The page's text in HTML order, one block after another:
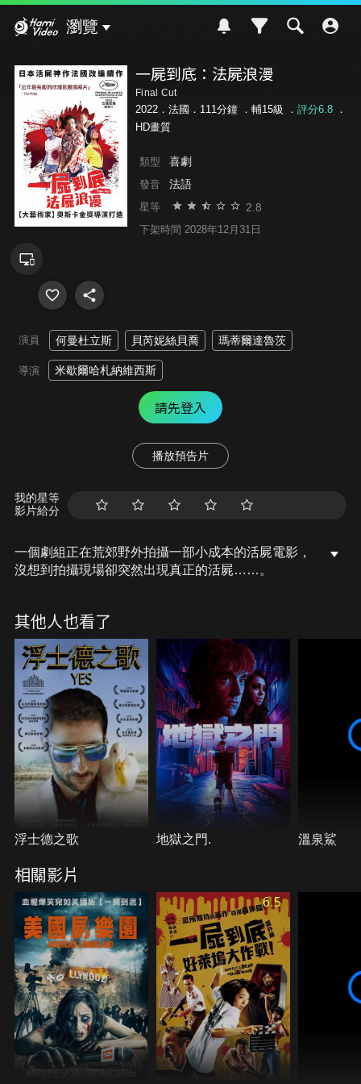
瀏覽
一屍到底：法屍浪漫
Final Cut
2022．法國．111分鐘 ． 輔15級 ． 評分6.8．
HD畫質
類型 喜劇
發音 法語
星等 2.8
下架時間 2028年12月31日
演員 何曼杜立斯 貝芮妮絲貝喬 瑪蒂爾達魯茨
導演 米歇爾哈札納維西斯
請先登入
播放預告片
我的星等
影片給分
一個劇組正在荒郊野外拍攝一部小成本的活屍電影，
沒想到拍攝現場卻突然出現真正的活屍……。
其他人也看了
浮士德之歌 地獄之門. 溫泉鯊
相關影片
6.5